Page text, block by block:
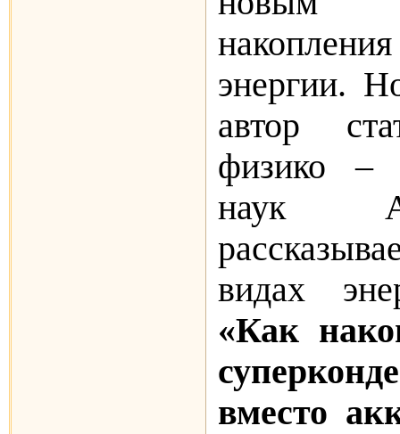
энергии.
автор
физико –
наук
видах
«Как
вместо